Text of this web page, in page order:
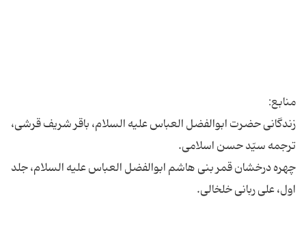
زندگانى حضرت ابوالفضل العباس علیه السلام، باقر شریف قرشى،
چهره درخشان قمر بنى هاشم ابوالفضل العباس علیه السلام، جلد
اول، على ربانى خلخالى.